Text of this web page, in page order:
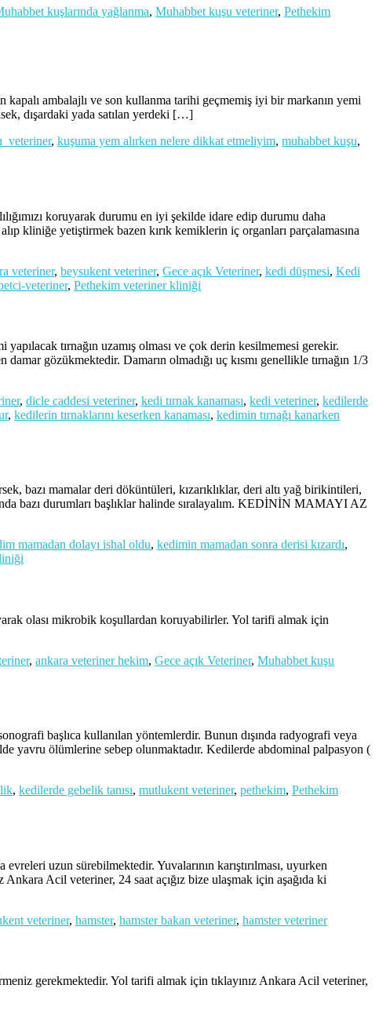
kuşlarında yağlanma, Muhabbet kuşu veteriner, Pethekim
kapalı ambalajlı ve son kullanma tarihi geçmemiş iyi bir markanın yemi
dışardaki yada satılan yerdeki […]
veteriner, kuşuma yem alırken nelere dikkat etmeliyim, muhabbet kuşu,
koruyarak durumu en iyi şekilde idare edip durumu daha
kliniğe yetiştirmek bazen kırık kemiklerin iç organları parçalamasına
veteriner, beysukent veteriner, Gece açık Veteriner, kedi düşmesi, Kedi
veteriner, Pethekim veteriner kliniği
tırnağın uzamış olması ve çok derin kesilmemesi gerekir.
gözükmektedir. Damarın olmadığı uç kısmı genellikle tırnağın 1/3
, dicle caddesi veteriner, kedi tırnak kanaması, kedi veteriner, kedilerde
, kedilerin tırnaklarını keserken kanaması, kedimin tırnağı kanarken
mamalar deri döküntüleri, kızarıklıklar, deri altı yağ birikintileri,
bazı durumları başlıklar halinde sıralayalım. KEDİNİN MAMAYI AZ
mamadan dolayı ishal oldu, kedimin mamadan sonra derisi kızardı,
olası mikrobik koşullardan koruyabilirler. Yol tarifi almak için
, ankara veteriner hekim, Gece açık Veteriner, Muhabbet kuşu
başlıca kullanılan yöntemlerdir. Bunun dışında radyografi veya
yavru ölümlerine sebep olunmaktadır. Kedilerde abdominal palpasyon (
, kedilerde gebelik tanısı, mutlukent veteriner, pethekim, Pethekim
uzun sürebilmektedir. Yuvalarının karıştırılması, uyurken
Acil veteriner, 24 saat açığız bize ulaşmak için aşağıda ki
veteriner, hamster, hamster bakan veteriner, hamster veteriner
gerekmektedir. Yol tarifi almak için tıklayınız Ankara Acil veteriner,